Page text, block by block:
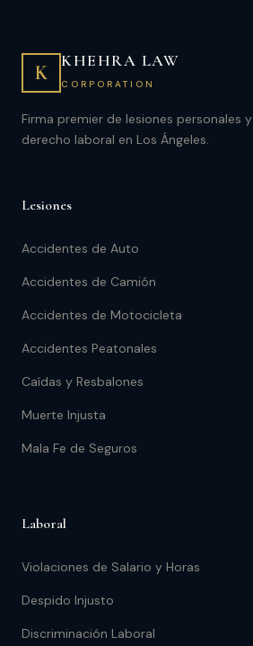
K
KHEHRA LAW
CORPORATION
Firma premier de lesiones personales y
derecho laboral en Los Ángeles.
Lesiones
Accidentes de Auto
Accidentes de Camión
Accidentes de Motocicleta
Accidentes Peatonales
Caídas y Resbalones
Muerte Injusta
Mala Fe de Seguros
Laboral
Violaciones de Salario y Horas
Despido Injusto
Discriminación Laboral